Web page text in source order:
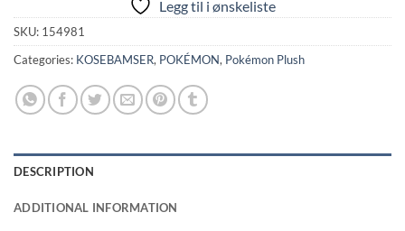
Legg til i ønskeliste
SKU: 154981
Categories: KOSEBAMSER, POKÉMON, Pokémon Plush
DESCRIPTION
ADDITIONAL INFORMATION